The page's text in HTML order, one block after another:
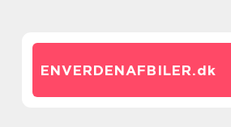
ENVERDENAFBILER.dk